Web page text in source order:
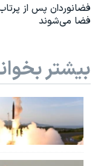
فضا می‌شوند
بیشتر